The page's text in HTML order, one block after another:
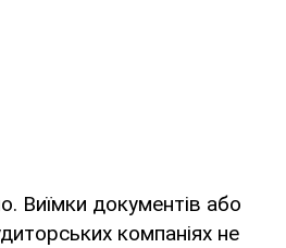
Виїмки документів або
компаніях не